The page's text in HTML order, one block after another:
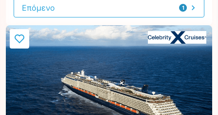
1
προσφορά
Επόμενο